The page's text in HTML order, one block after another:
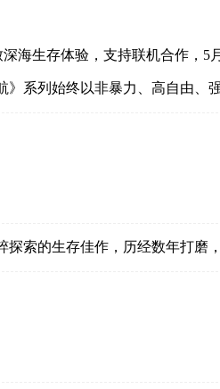
深海生存体验，支持联机合作
系列始终以非暴力、高自由、
索的生存佳作，历经数年打磨